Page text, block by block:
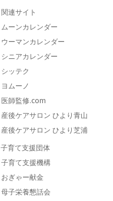
関連サイト
ムーンカレンダー
ウーマンカレンダー
シニアカレンダー
シッテク
ヨムーノ
医師監修.com
産後ケアサロン ひより青山
産後ケアサロン ひより芝浦
子育て支援団体
子育て支援機構
おぎゃー献金
母子栄養懇話会